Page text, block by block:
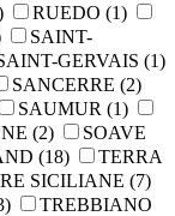
RUEDO (1)
SAINT-
GERVAIS (1)
SANCERRE (2)
SAUMUR (1)
(2)
SOAVE
(18)
TERRA
SICILIANE (7)
TREBBIANO